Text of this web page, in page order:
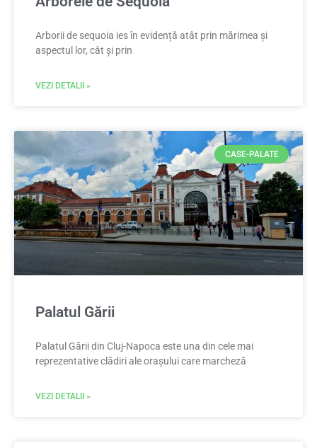
Arborii de sequoia ies în evidență atât prin mărimea și
aspectul lor, cât și prin
VEZI DETALII »
CASE-PALATE
Palatul Gării
Palatul Gării din Cluj-Napoca este una din cele mai
reprezentative clădiri ale orașului care marcheză
VEZI DETALII »